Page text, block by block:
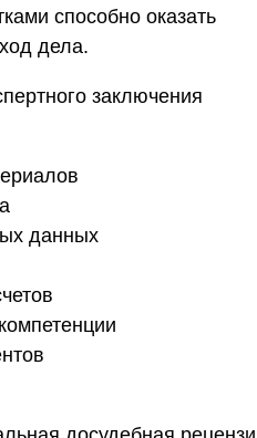
способно оказать
дела.
заключения
данных